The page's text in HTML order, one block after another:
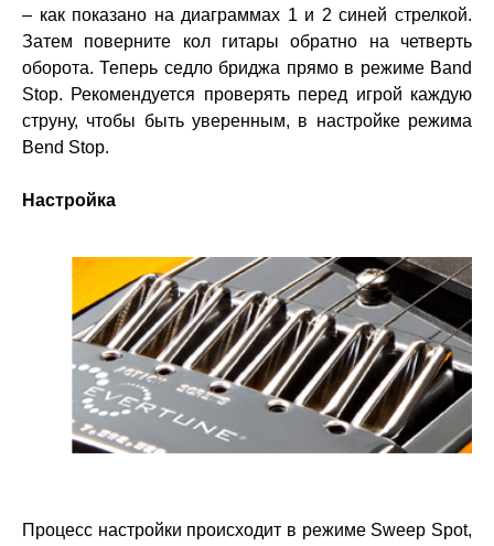
– как показано на диаграммах 1 и 2 синей стрелкой.
Затем поверните кол гитары обратно на четверть
оборота. Теперь седло бриджа прямо в режиме Band
Stop. Рекомендуется проверять перед игрой каждую
струну, чтобы быть уверенным, в настройке режима
Bend Stop.
Настройка
Процесс настройки происходит в режиме Sweep Spot,